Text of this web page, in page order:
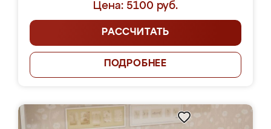
Цена: 5100 руб.
РАССЧИТАТЬ
ПОДРОБНЕЕ